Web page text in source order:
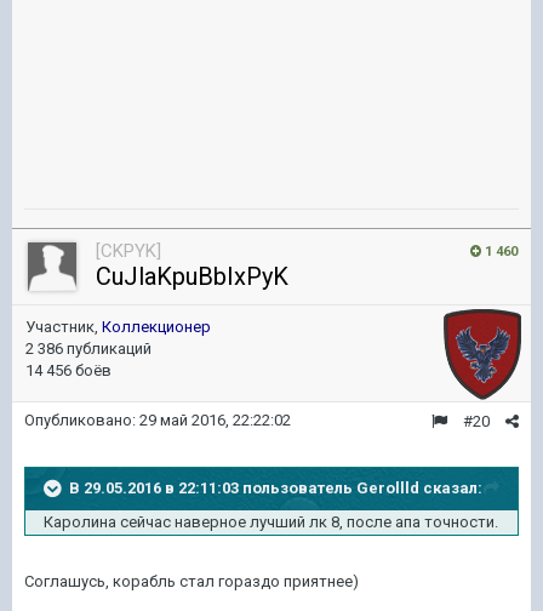
1 460
[CKPYK]
CuJlaKpuBbIxPyK
Участник, Коллекционер
2 386 публикаций
14 456 боёв
#20
Опубликовано: 29 май 2016, 22:22:02
В 29.05.2016 в 22:11:03 пользователь Gerollld сказал:
Каролина сейчас наверное лучший лк 8, после апа точности.
Соглашусь, корабль стал гораздо приятнее)